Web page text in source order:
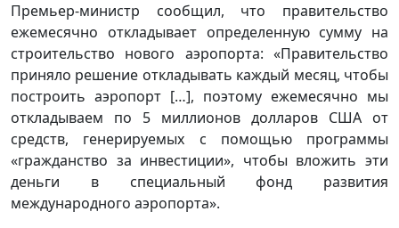
Премьер-министр сообщил, что правительство
ежемесячно откладывает определенную сумму на
строительство нового аэропорта: «Правительство
приняло решение откладывать каждый месяц, чтобы
построить аэропорт […], поэтому ежемесячно мы
откладываем по 5 миллионов долларов США от
средств, генерируемых с помощью программы
«гражданство за инвестиции», чтобы вложить эти
деньги в специальный фонд развития
международного аэропорта».